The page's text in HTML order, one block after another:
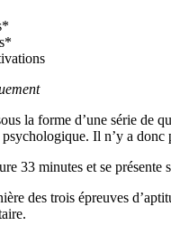
la forme d’une série de
Il n’y a donc
33 minutes et se
des trois épreuves